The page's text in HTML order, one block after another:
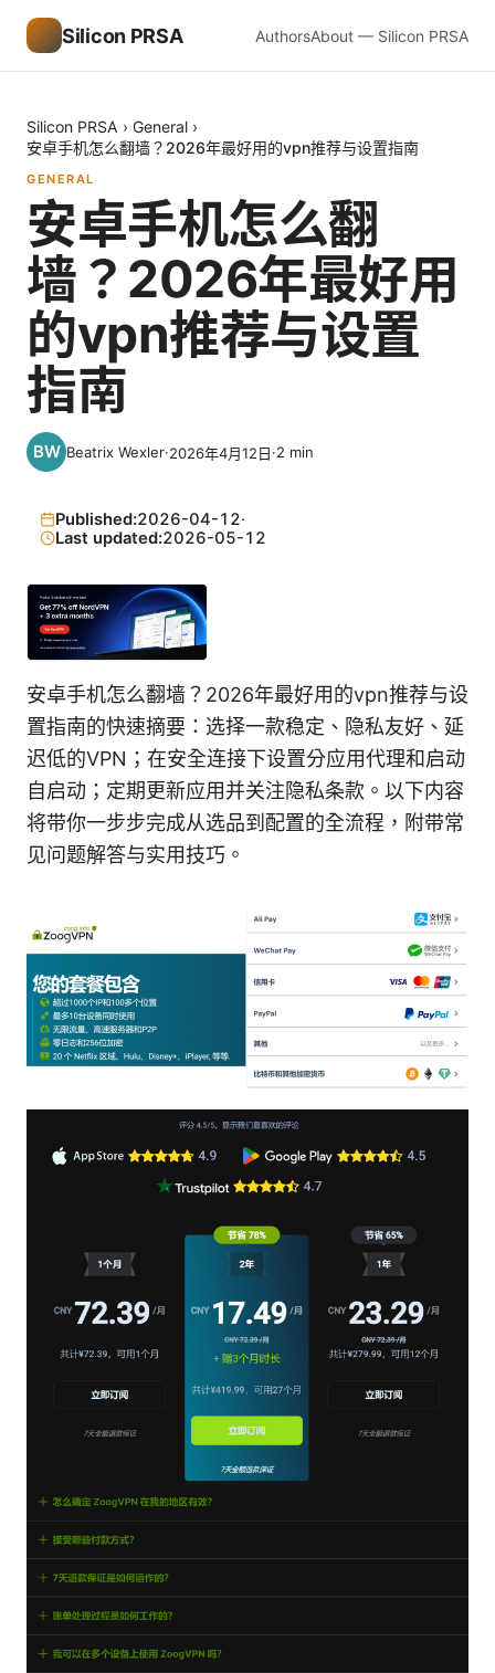
Silicon PRSA AuthorsAbout — Silicon PRSA
Silicon PRSA › General ›
安卓手机怎么翻墙？2026年最好用的vpn推荐与设置指南
GENERAL
安卓手机怎么翻
墙？2026年最好用
的vpn推荐与设置
指南
Beatrix Wexler·2026年4月12日·2 min
Published:2026-04-12·
Last updated:2026-05-12
安卓手机怎么翻墙？2026年最好用的vpn推荐与设
置指南的快速摘要：选择一款稳定、隐私友好、延
迟低的VPN；在安全连接下设置分应用代理和启动
自启动；定期更新应用并关注隐私条款。以下内容
将带你一步步完成从选品到配置的全流程，附带常
见问题解答与实用技巧。